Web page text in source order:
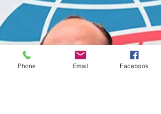
invisible que actualmente está
transformando la dinámica del comercio, la
logística y la salud a nivel global. De acuerdo
con datos del Consejo Empresarial
Mexicano de Comercio Exterior, Inversión y
Tecnología (Comce) del Noreste se
Phone Email Facebook